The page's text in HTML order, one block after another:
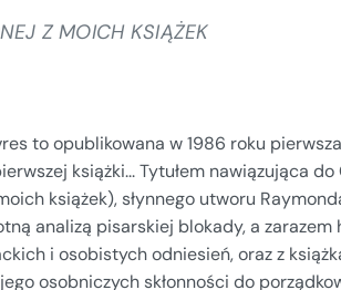
Z MOICH KSIĄŻEK
to opublikowana w 1986 roku
książki... Tytułem nawiązująca
książek), słynnego utworu
analizą pisarskiej blokady, a zarazem
i osobistych odniesień, oraz z
osobniczych skłonności do